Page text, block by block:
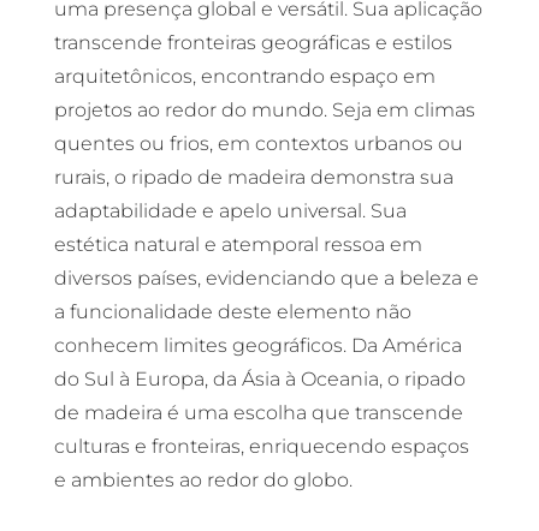
uma presença global e versátil. Sua aplicação
transcende fronteiras geográficas e estilos
arquitetônicos, encontrando espaço em
projetos ao redor do mundo. Seja em climas
quentes ou frios, em contextos urbanos ou
rurais, o ripado de madeira demonstra sua
adaptabilidade e apelo universal. Sua
estética natural e atemporal ressoa em
diversos países, evidenciando que a beleza e
a funcionalidade deste elemento não
conhecem limites geográficos. Da América
do Sul à Europa, da Ásia à Oceania, o ripado
de madeira é uma escolha que transcende
culturas e fronteiras, enriquecendo espaços
e ambientes ao redor do globo.